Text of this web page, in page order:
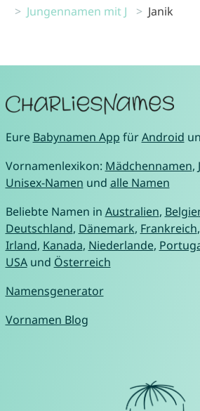
Jungennamen mit J
Janik
Eure Babynamen App fürAndroid
Vornamenlexikon: Mädchennamen,
Unisex-Namen und alle Namen
Beliebte Namen in Australien,
Deutschland, Dänemark, Frankreich,
Irland, Kanada, Niederlande,
USAund Österreich
Namensgenerator
Vornamen Blog